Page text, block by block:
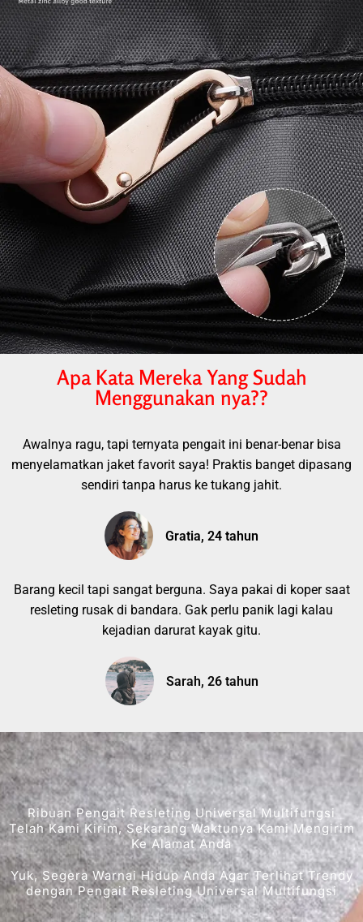
Apa Kata Mereka Yang Sudah
Menggunakan nya??
Awalnya ragu, tapi ternyata pengait ini benar-benar bisa
menyelamatkan jaket favorit saya! Praktis banget dipasang
sendiri tanpa harus ke tukang jahit.
Gratia, 24 tahun
Barang kecil tapi sangat berguna. Saya pakai di koper saat
resleting rusak di bandara. Gak perlu panik lagi kalau
kejadian darurat kayak gitu.
Sarah, 26 tahun
Ribuan Pengait Resleting Universal Multifungsi
Telah Kami Kirim, Sekarang Waktunya Kami Mengirim
Ke Alamat Anda
Yuk, Segera Warnai Hidup Anda Agar Terlihat Trendy
dengan Pengait Resleting Universal Multifungsi